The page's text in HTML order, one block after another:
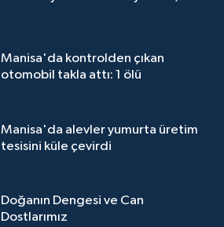
Manisa'da kontrolden çıkan
otomobil takla attı: 1 ölü
Manisa'da alevler yumurta üretim
tesisini küle çevirdi
Doğanın Dengesi ve Can
Dostlarımız